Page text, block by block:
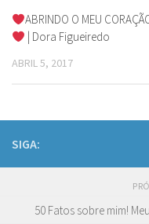
ABRINDO O MEU
| Dora Figueiredo
ABRIL 5, 2017
SIGA:
50 Fatos sobre mim!